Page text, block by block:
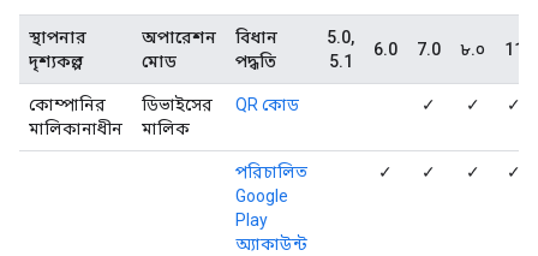
স্থাপনার
দৃশ্যকল্প
অপারেশন
মোড
বিধান
পদ্ধতি
5.0,
5.1
6.0 7.0 ৮.০ 11
কোম্পানির
মালিকানাধীন
ডিভাইসের
মালিক
QR কোড ✓ ✓ ✓
পরিচালিত
Google
Play
অ্যাকাউন্ট
✓ ✓ ✓ ✓